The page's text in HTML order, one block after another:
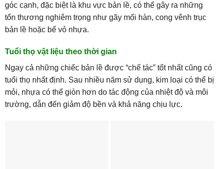
góc cạnh, đặc biệt là khu vực bản lề, có thể gây ra những
tổn thương nghiêm trọng như gãy mối hàn, cong vênh trục
bản lề hoặc bể vỏ nhựa.
Tuổi thọ vật liệu theo thời gian
Ngay cả những chiếc bản lề được “chế tác” tốt nhất cũng có
tuổi thọ nhất định. Sau nhiều năm sử dụng, kim loại có thể bị
mỏi, nhựa có thể giòn hơn do tác động của nhiệt độ và môi
trường, dẫn đến giảm độ bền và khả năng chịu lực.